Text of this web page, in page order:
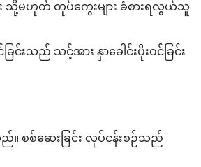
း သို့မဟုတ် တုပ်ကွေးများ ခံစားရလွယ်သူ
င်းသည် သင့်အား နှာခေါင်းပိုးဝင်ခြင်း
။ စစ်ဆေးခြင်း လုပ်ငန်းစဉ်သည်